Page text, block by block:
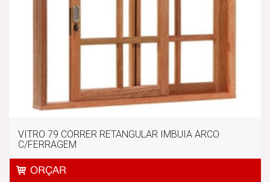
VITRO 79 CORRER RETANGULAR IMBUIA ARCO
C/FERRAGEM